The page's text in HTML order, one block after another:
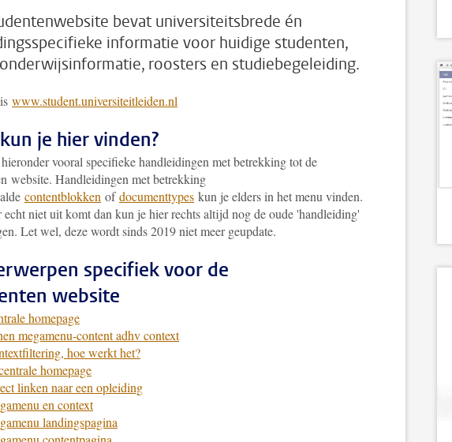
bevat universiteitsbrede én
informatie voor huidige studenten,
roosters en studiebegeleiding.
www.student.universiteitleiden.nl
je hier vinden?
vooral specifieke handleidingen met betrekking tot de
website. Handleidingen met betrekking
contentblokken ofdocumenttypes kun je elders in het menu vinden.
echt niet uit komt dan kun je hier rechts altijd nog de oude 'handleiding'
Let wel, deze wordt sinds 2019 niet meer geupdate.
specifiek voor de
website
homepage
megamenu-content adhv context
hoe werkt het?
homepage
linken naar een opleiding
en context
landingspagina